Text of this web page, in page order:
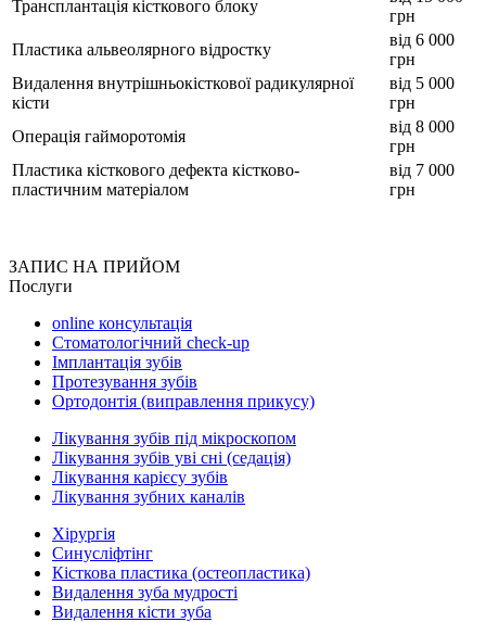
Трансплантація кісткового блоку
грн
Пластика альвеолярного відростку
від 6 000
грн
Видалення внутрішньокісткової радикулярної
кісти
від 5 000
грн
Операція гайморотомія
від 8 000
грн
Пластика кісткового дефекта кістково-
пластичним матеріалом
від 7 000
грн
ЗАПИС НА ПРИЙОМ
Послуги
online консультація
Стоматологічний check-up
Імплантація зубів
Протезування зубів
Ортодонтія (виправлення прикусу)
Лікування зубів під мікроскопом
Лікування зубів уві сні (седація)
Лікування карієсу зубів
Лікування зубних каналів
Хірургія
Синусліфтінг
Кісткова пластика (остеопластика)
Видалення зуба мудрості
Видалення кісти зуба